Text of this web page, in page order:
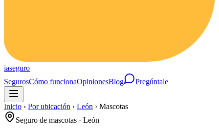
iaseguro
SegurosCómo funcionaOpinionesBlog Pregúntale
Inicio › Por ubicación › León › Mascotas
Seguro de mascotas · León